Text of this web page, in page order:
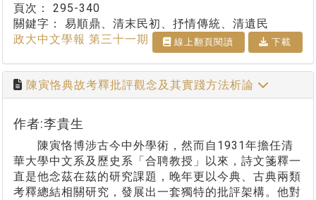
頁次： 295-340
關鍵字： 易順鼎、清末民初、抒情傳統、清遺民
政大中文學報 第三十一期
線上翻⾴閱讀 下載
陳寅恪典故考釋批評觀念及其實踐方法析論
作者:李貴生
陳寅恪博涉古今中外學術，然而自1931年擔任清
華大學中文系及歷史系「合聘教授」以來，詩文箋釋一
直是他念茲在茲的研究課題，晚年更以今典、古典兩類
考釋總結相關研究，發展出一套獨特的批評架構。他對